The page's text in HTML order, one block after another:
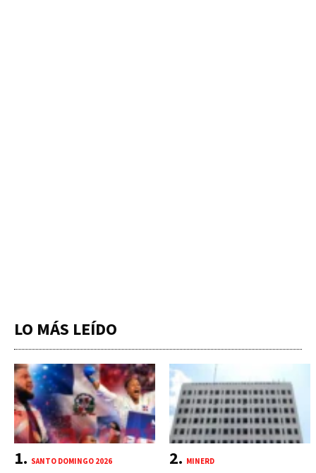
LO MÁS LEÍDO
SANTO DOMINGO 2026 MINERD